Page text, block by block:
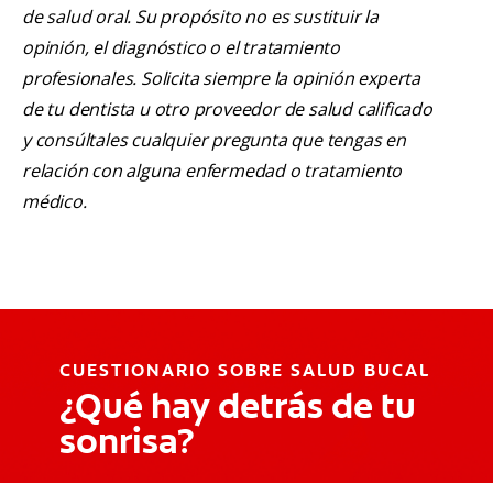
de salud oral. Su propósito no es sustituir la
opinión, el diagnóstico o el tratamiento
profesionales. Solicita siempre la opinión experta
de tu dentista u otro proveedor de salud calificado
y consúltales cualquier pregunta que tengas en
relación con alguna enfermedad o tratamiento
médico.
CUESTIONARIO SOBRE SALUD BUCAL
¿Qué hay detrás de tu
sonrisa?